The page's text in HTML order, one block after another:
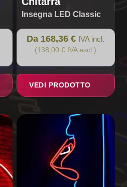
Insegna LED Classic
Da 168,36 € IVA incl.
(138,00 € IVA escl.)
VEDI PRODOTTO